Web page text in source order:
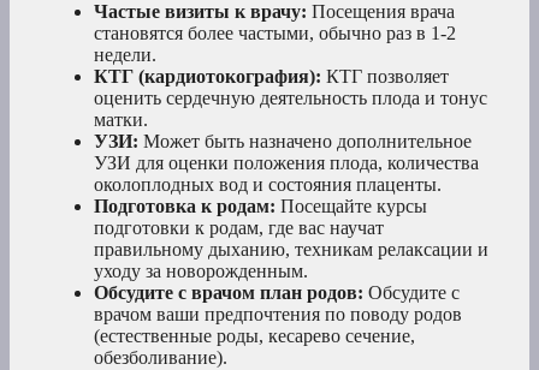
Частые визиты к врачу: Посещения врача
становятся более частыми, обычно раз в 1-2
недели.
КТГ (кардиотокография): КТГ позволяет
оценить сердечную деятельность плода и тонус
матки.
УЗИ: Может быть назначено дополнительное
УЗИ для оценки положения плода, количества
околоплодных вод и состояния плаценты.
Подготовка к родам: Посещайте курсы
подготовки к родам, где вас научат
правильному дыханию, техникам релаксации и
уходу за новорожденным.
Обсудите с врачом план родов: Обсудите с
врачом ваши предпочтения по поводу родов
(естественные роды, кесарево сечение,
обезболивание).